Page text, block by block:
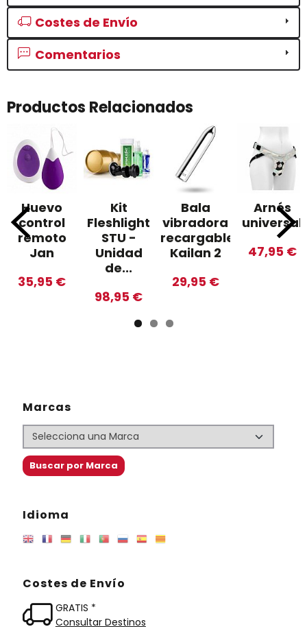
Marcas
Idioma
Costes de Envío
GRATIS *
Consultar Destinos
Costes de Envío
Comentarios
Productos Relacionados
Huevo
control
remoto
Jan
35,95 €
Kit
Fleshlight
STU -
Unidad
de...
98,95 €
Bala
vibradora
recargable
Kailan 2
29,95 €
Arnés
universal
47,95 €